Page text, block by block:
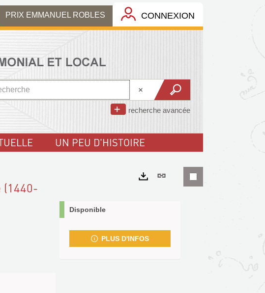
PRIX EMMANUEL ROBLES CONNEXION
recherche avancée
UN PEU D'HISTOIRE
Lien
Disponible
PLUS D'INFOS